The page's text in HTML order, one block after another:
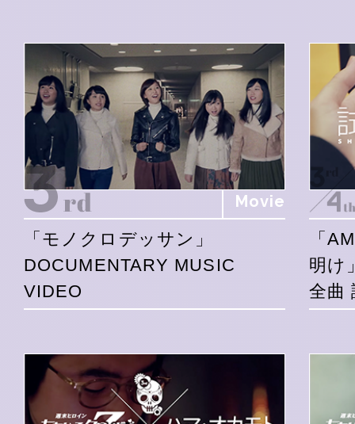
Movie
「モノクロデッサン」
DOCUMENTARY MUSIC
VIDEO
「
明け
全曲